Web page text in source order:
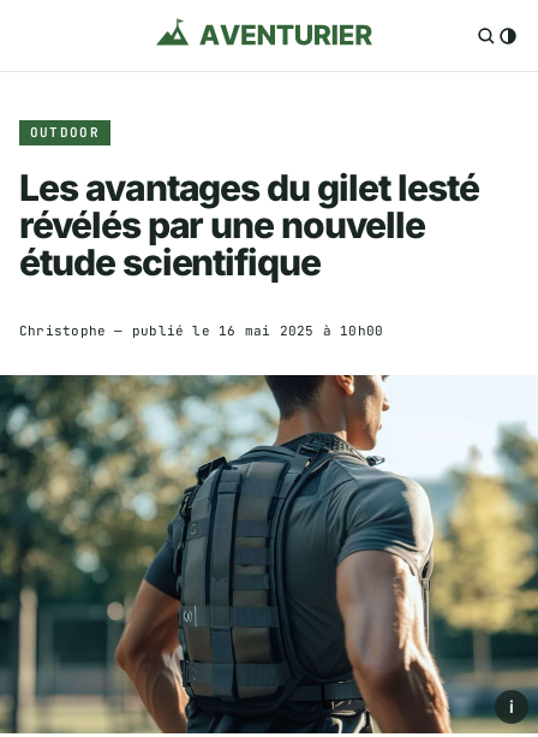
OUTDOOR
Les avantages du gilet lesté
révélés par une nouvelle
étude scientifique
Christophe — publié le 16 mai 2025 à 10h00
i